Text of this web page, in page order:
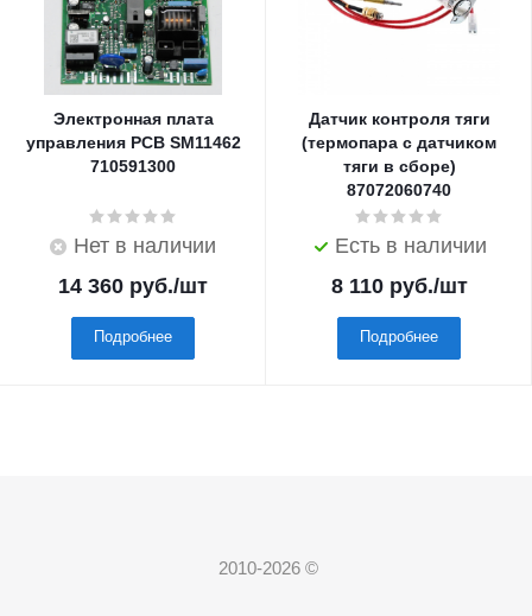
Электронная плата
управления PCB SM11462
710591300
Нет в наличии
14 360 руб./шт
Подробнее
Датчик контроля тяги
(термопара с датчиком
тяги в сборе)
87072060740
Есть в наличии
8 110руб./шт
Подробнее
2010-2026 ©